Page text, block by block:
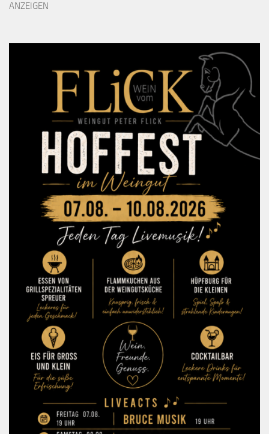
ANZEIGEN